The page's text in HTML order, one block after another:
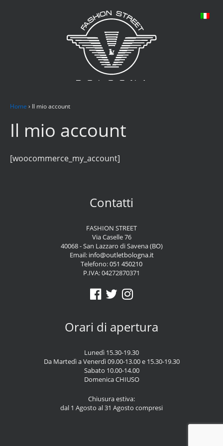
Home › Il mio account
Il mio account
[woocommerce_my_account]
Contatti
FASHION STREET
Via Caselle 76
40068 - San Lazzaro di Savena (BO)
Email: info@outletbologna.it
Telefono:051 450210
P.IVA: 04272870371
Orari di apertura
Lunedì 15.30-19.30
Da Martedì a Venerdì 09.00-13.00 e 15.30-19.30
Sabato 10.00-14.00
Domenica CHIUSO
Chiusura estiva:
dal 1 Agosto al 31 Agosto compresi